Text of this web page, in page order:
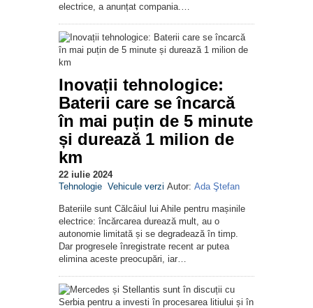
electrice, a anunțat compania.…
Inovații tehnologice:
Baterii care se încarcă
în mai puțin de 5 minute
și durează 1 milion de
km
22 iulie 2024
Tehnologie Vehicule verzi Autor: Ada Ştefan
Bateriile sunt Călcâiul lui Ahile pentru mașinile
electrice: încărcarea durează mult, au o
autonomie limitată și se degradează în timp.
Dar progresele înregistrate recent ar putea
elimina aceste preocupări, iar…